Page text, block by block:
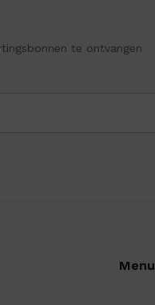
te ontvangen
Menu